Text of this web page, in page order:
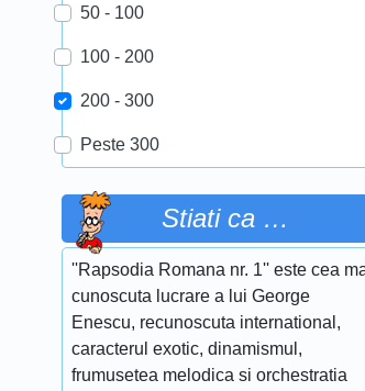
50 - 100
100 - 200
200 - 300
Peste 300
Stiati ca …
''Rapsodia Romana nr. 1'' este cea
cunoscuta lucrare a lui George
Enescu, recunoscuta international,
caracterul exotic, dinamismul,
frumusetea melodica si orchestratia